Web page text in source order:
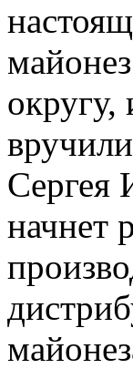
округу,
Сергея
начнет